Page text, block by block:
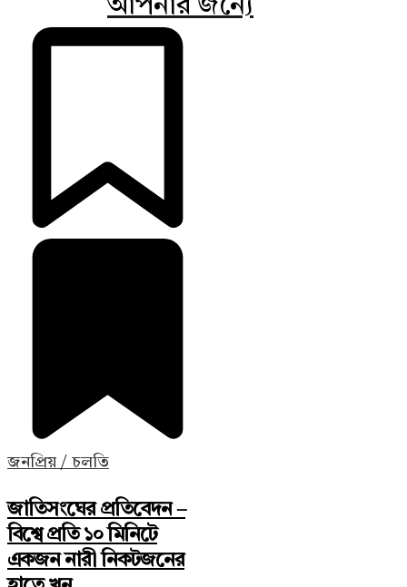
আপনার জন্যে
জনপ্রিয় / চলতি
জাতিসংঘের প্রতিবেদন –
বিশ্বে প্রতি ১০ মিনিটে
একজন নারী নিকটজনের